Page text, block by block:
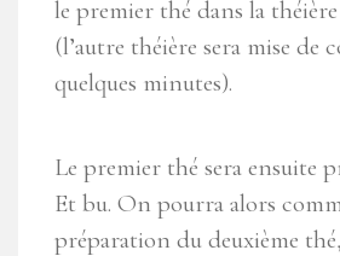
le premier thé dans la
(l’autre théière sera mise de
quelques minutes).
Le premier thé sera ensuite
Et bu. On pourra alors
préparation du deuxième